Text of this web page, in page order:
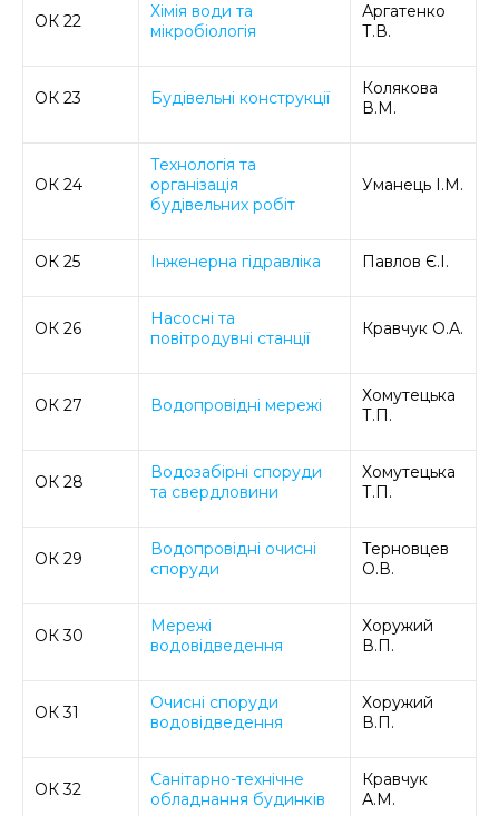
ОК 22
Хімія води та
мікробіологія
Аргатенко
Т.В.
ОК 23 Будівельні конструкції
Колякова
В.М.
ОК 24
Технологія та
організація
будівельних робіт
Уманець І.М.
ОК 25 Інженерна гідравліка Павлов Є.І.
ОК 26
Насосні та
повітродувні станції
Кравчук О.А.
ОК 27 Водопровідні мережі
Хомутецька
Т.П.
ОК 28
Водозабірні споруди
та свердловини
Хомутецька
Т.П.
ОК 29
Водопровідні очисні
споруди
Терновцев
О.В.
ОК 30
Мережі
водовідведення
Хоружий
В.П.
ОК 31
Очисні споруди
водовідведення
Хоружий
В.П.
ОК 32
Санітарно-технічне
обладнання будинків
Кравчук
А.М.